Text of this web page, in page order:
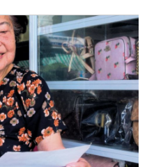
10 phút Sự kiện - Luận bàn
Câu chuyện thời sự
Dòng chảy sự kiện
Đối thoại
Diễn đàn chủ nhật
Chuyện đêm